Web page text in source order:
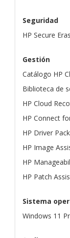
Seguridad
HP Secure
Gestión
Catálogo HP
Biblioteca de
HP Cloud
HP Connect
HP Driver
HP Image
HP
HP Patch
Sistema
Windows 11